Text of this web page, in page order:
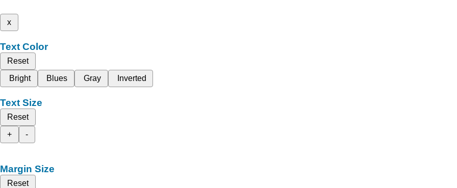
x
Text Color
Reset
Bright
Blues Gray Inverted
Text Size
Reset
+
-
Margin Size
Reset